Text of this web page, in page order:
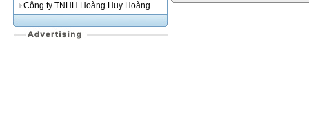
Công ty TNHH Hoàng Huy Hoàng